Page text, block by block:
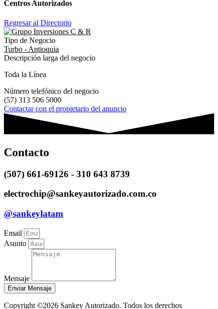
Centros Autorizados
Regresar al Directorio
Tipo de Negocio
Turbo - Antioquia
Descripción larga del negocio
Toda la Línea
Número telefónico del negocio
(57) 313 506 5000
Contactar con el propietario del anuncio
Contacto
(507) 661-69126 - 310 643 8739
electrochip@sankeyautorizado.com.co
@sankeylatam
Email
Asunto
Mensaje
Enviar Mensaje
Copyright ©2026 Sankey Autorizado. Todos los derechos